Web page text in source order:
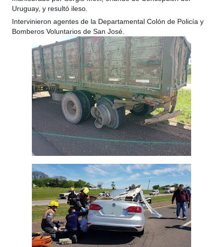
Uruguay, y resultó ileso.
Intervinieron agentes de la Departamental Colón de Policía y
Bomberos Voluntarios de San José.